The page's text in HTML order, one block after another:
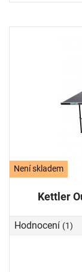
Není skladem
Kettler
Hodnocení (1)